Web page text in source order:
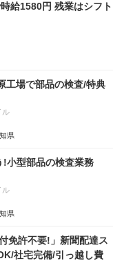
給1580円 残業はシフト
工場で部品の検査/特典
ル
県
!小型部品の検査業務
ル
県
免許不要!」新聞配達ス
社宅完備/引っ越し費